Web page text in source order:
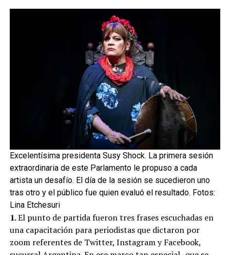
Excelentísima presidenta Susy Shock. La primera sesión
extraordinaria de este Parlamento le propuso a cada
artista un desafío. El día de la sesión se sucedieron uno
tras otro y el público fue quien evaluó el resultado. Fotos:
Lina Etchesuri
1.El punto de partida fueron tres frases escuchadas en
una capacitación para periodistas que dictaron por
zoom referentes de Twitter, Instagram y Facebook,